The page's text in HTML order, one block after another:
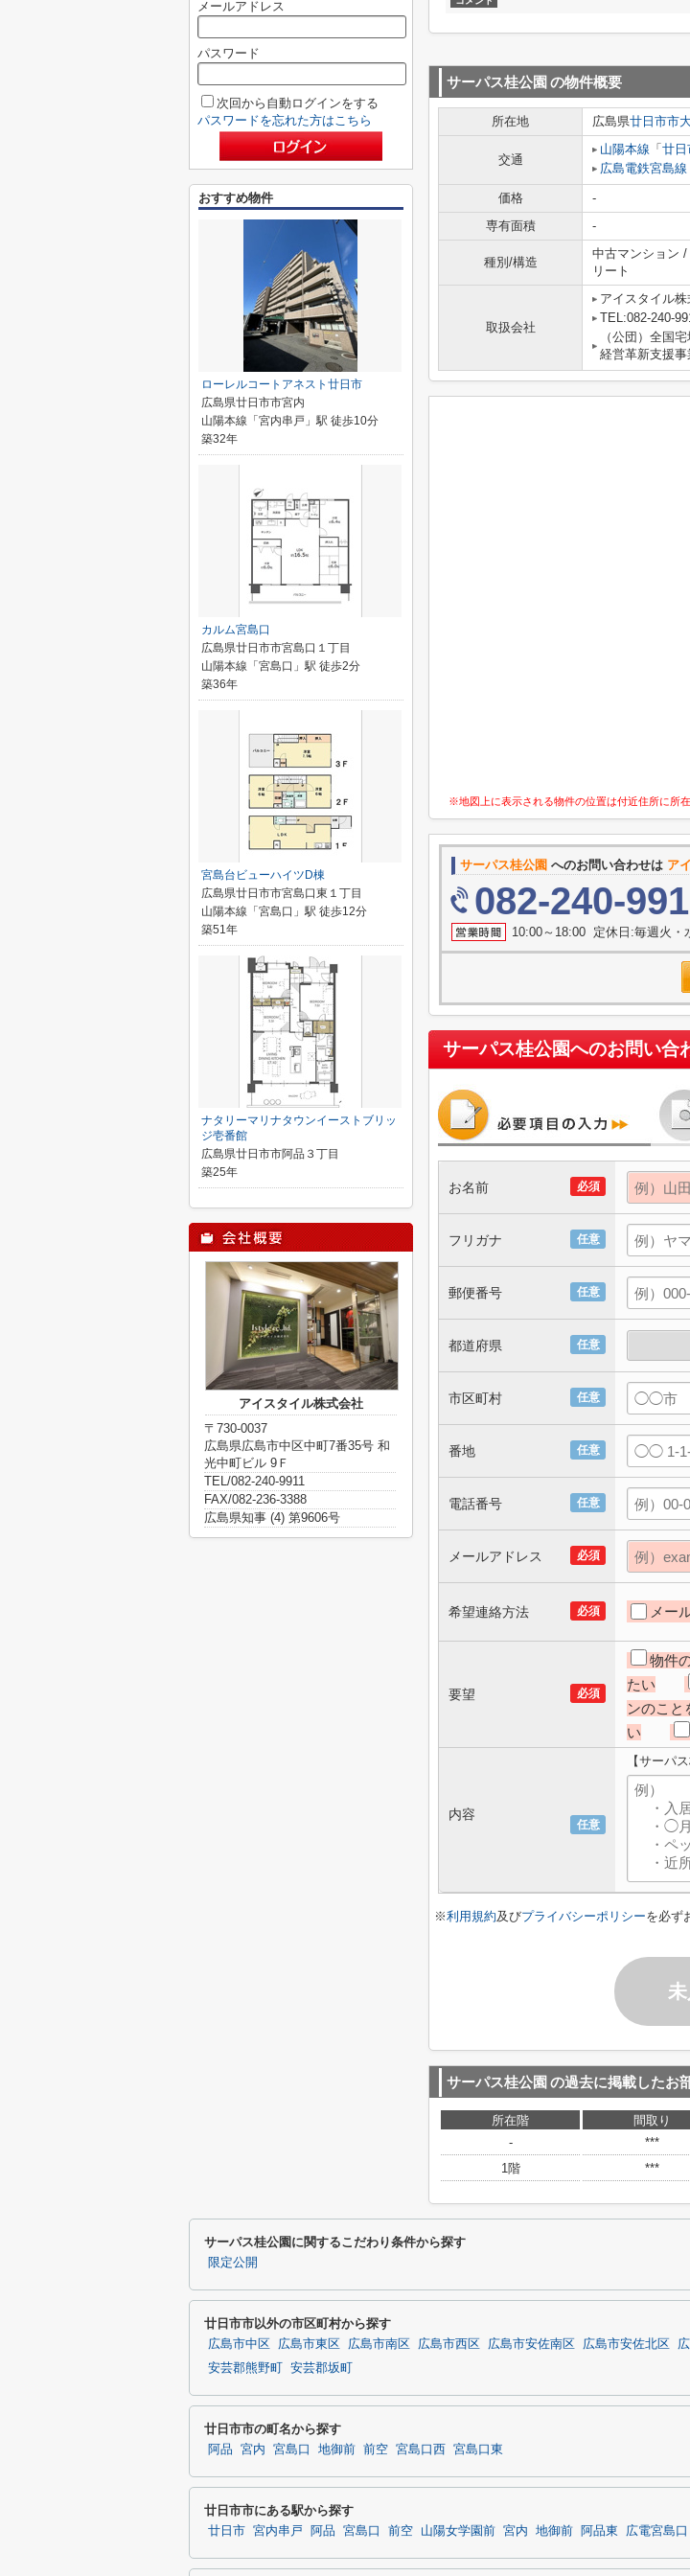
サーパス桂公園 の物件概要
所在地 広島県廿日市市
交通
山陽本線 「 廿日
広島電鉄宮島線
価格 -
専有面積
-
種別/構造
中古マンション /
リート
取扱会社
アイスタイル株
TEL:082-240-
（公団）全国
経営革新支援
※地図上に表示される物件の位置は付近住所に所
サーパス桂公園 へのお問い合わせは ア
082-240-
10:00～18:00 定休日:毎週火・
サーパス桂公園へのお問い合
必須
お名前
任意
フリガナ
任意
郵便番号
任意
都道府県
任意
市区町村
任意
番地
任意
電話番号
必須
メールアドレス
必須
希望連絡方法 メー
必須
要望
物件
たい
ンのこと
い
任意
内容
【サーパ
※利用規約及びプライバシーポリシーを必ず
サーパス桂公園 の過去に掲載したお
所在階 間取り
-
***
1階
***
メールアドレス
パスワード
次回から自動ログインをする
パスワードを忘れた方はこちら
おすすめ物件
ローレルコートアネスト廿日市
広島県廿日市市宮内
山陽本線「宮内串戸」駅 徒歩10分
築32年
カルム宮島口
広島県廿日市市宮島口１丁目
山陽本線「宮島口」駅 徒歩2分
築36年
宮島台ビューハイツD棟
広島県廿日市市宮島口東１丁目
山陽本線「宮島口」駅 徒歩12分
築51年
ナタリーマリナタウンイーストブリッ
ジ壱番館
広島県廿日市市阿品３丁目
築25年
アイスタイル株式会社
〒730-0037
広島県広島市中区中町7番35号 和
光中町ビル 9Ｆ
TEL/082-240-9911
FAX/082-236-3388
広島県知事 (4) 第9606号
サーパス桂公園に関するこだわり条件から探す
限定公開
廿日市市以外の市区町村から探す
広島市中区 広島市東区 広島市南区 広島市西区 広島市安佐南区 広島市安佐北区
安芸郡熊野町
安芸郡坂町
廿日市市の町名から探す
阿品 宮内 宮島口 地御前 前空 宮島口西 宮島口東
廿日市市にある駅から探す
廿日市 宮内串戸 阿品 宮島口 前空 山陽女学園前 宮内 地御前 阿品東 広電宮島口